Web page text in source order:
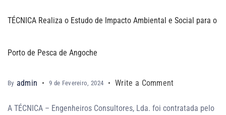
TÉCNICA Realiza o Estudo de Impacto Ambiental e Social para o
Porto de Pesca de Angoche
By admin 9 de Fevereiro, 2024 Write a Comment
A TÉCNICA – Engenheiros Consultores, Lda. foi contratada pelo